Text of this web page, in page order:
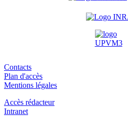
Contacts
Plan d'accès
Mentions légales
Accès rédacteur
Intranet